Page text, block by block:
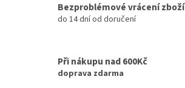
Bezproblémové vrácení zboží
do 14 dní od doručení
Při nákupu nad 600Kč
doprava zdarma